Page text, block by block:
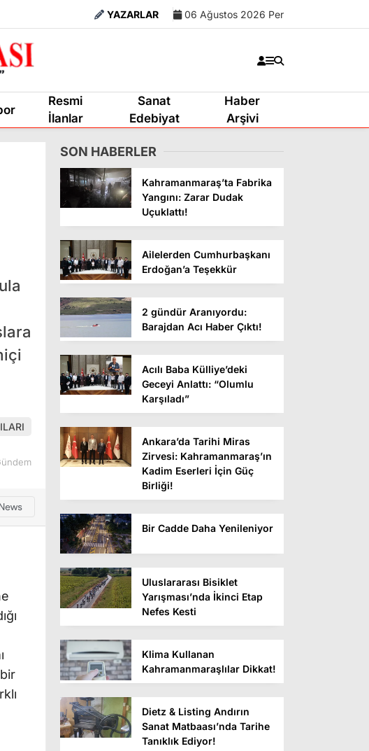
YAZARLAR 06 Ağustos 2026 Per
Resmi
İlanlar
Sanat
Edebiyat
Haber
Arşivi
SON HABERLER
Kahramanmaraş’ta Fabrika
Yangını: Zarar Dudak
Uçuklattı!
Ailelerden Cumhurbaşkanı
Erdoğan’a Teşekkür
2 gündür Aranıyordu:
Barajdan Acı Haber Çıktı!
Acılı Baba Külliye’deki
Geceyi Anlattı: “Olumlu
Karşıladı”
Ankara’da Tarihi Miras
Zirvesi: Kahramanmaraş’ın
Kadim Eserleri İçin Güç
Birliği!
Bir Cadde Daha Yenileniyor
Uluslararası Bisiklet
Yarışması’nda İkinci Etap
Nefes Kesti
Klima Kullanan
Kahramanmaraşlılar Dikkat!
Dietz & Listing Andırın
Sanat Matbaası’nda Tarihe
Tanıklık Ediyor!